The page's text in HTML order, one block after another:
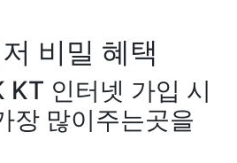
비밀 혜택
KT 인터넷 가입 시
장 많이주는곳을